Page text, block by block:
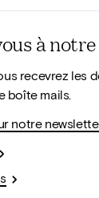
à
recevrez les
boîte mails.
notre